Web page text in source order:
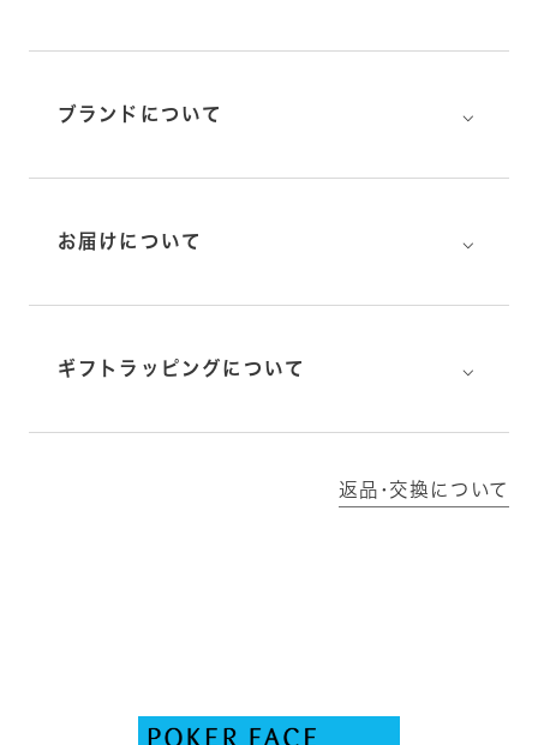
ブランドについて ⌵
お届けについて ⌵
ギフトラッピングについて ⌵
返品･交換について